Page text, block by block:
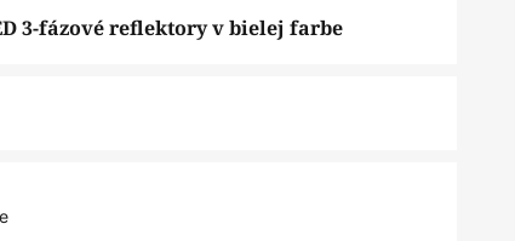
3-fázové reflektory v bielej farbe